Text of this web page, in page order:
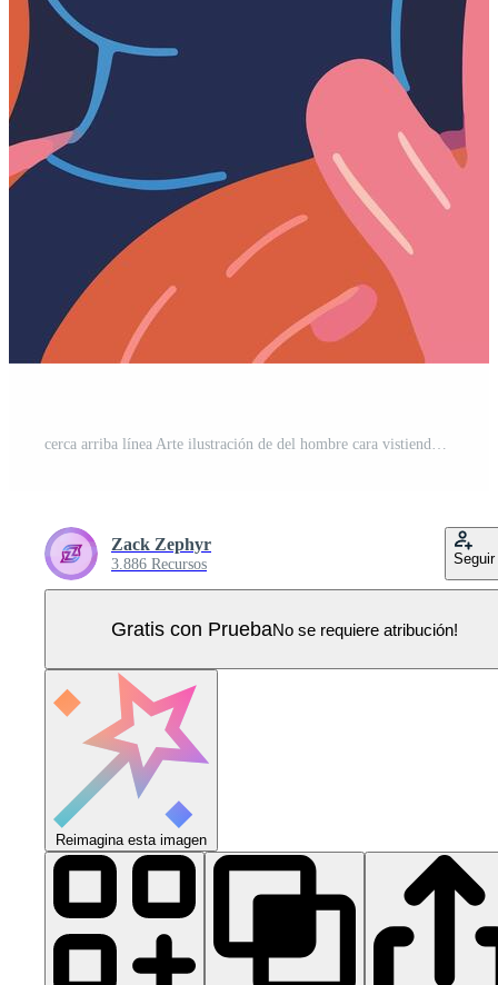
cerca arriba línea Arte ilustración de del hombre cara vistiendo lentes con brillante colores Vector Pro
Zack Zephyr
3.886 Recursos Seguir
Gratis con PruebaNo se requiere atribución!
Reimagina esta imagen